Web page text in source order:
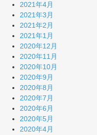
2021年4月
2021年3月
2021年2月
2021年1月
2020年12月
2020年11月
2020年10月
2020年9月
2020年8月
2020年7月
2020年6月
2020年5月
2020年4月